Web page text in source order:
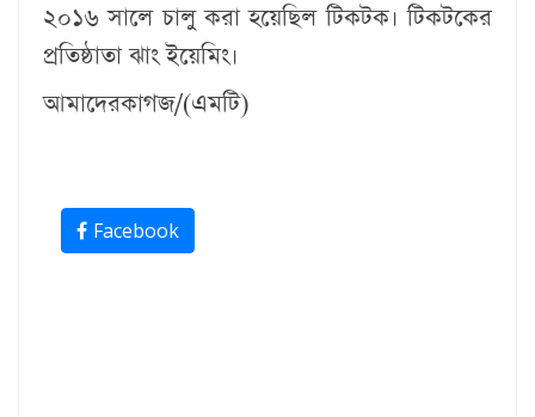
২০১৬ সালে চালু করা হয়েছিল টিকটক। টিকটকের
প্রতিষ্ঠাতা ঝাং ইয়েমিং।
আমাদেরকাগজ/(এমটি)
Facebook